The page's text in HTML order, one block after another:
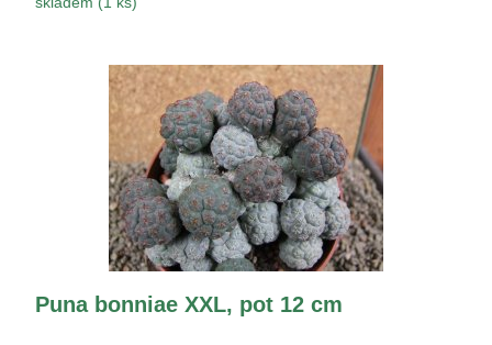
Puna bonniae XXL, pot 12 cm